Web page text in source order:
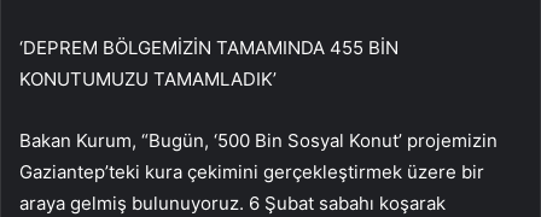
‘DEPREM BÖLGEMİZİN TAMAMINDA 455 BİN
KONUTUMUZU TAMAMLADIK’
Bakan Kurum, “Bugün, ‘500 Bin Sosyal Konut’ projemizin
Gaziantep’teki kura çekimini gerçekleştirmek üzere bir
araya gelmiş bulunuyoruz. 6 Şubat sabahı koşarak